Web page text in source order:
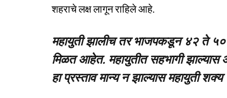
शहराचे लक्ष लागून राहिले आहे.
महायुती झालीच तर भाजपकडून ४२ ते
मिळत आहेत. महायुतीत सहभागी
हा प्रस्ताव मान्य न झाल्यास महायुती शक्य